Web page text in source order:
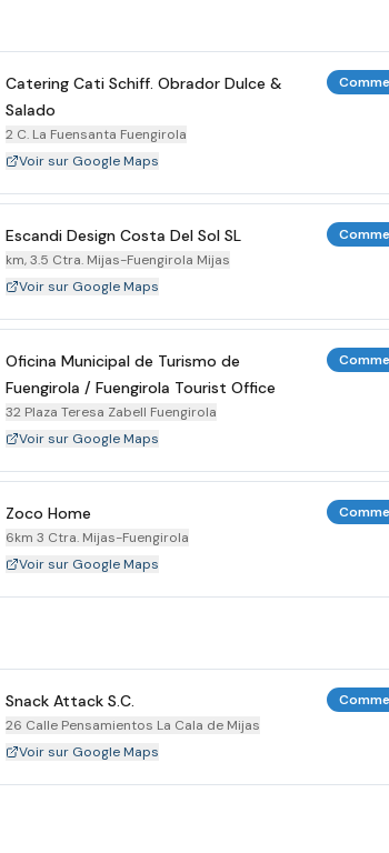
Catering Cati Schiff. Obrador Dulce &
Salado
2 C. La Fuensanta Fuengirola
Voir sur Google Maps
Escandi Design Costa Del Sol SL
km, 3.5 Ctra. Mijas-Fuengirola Mijas
Voir sur Google Maps
Oficina Municipal de Turismo de
Fuengirola / Fuengirola Tourist Office
32 Plaza Teresa Zabell Fuengirola
Voir sur Google Maps
Zoco Home
6km 3 Ctra. Mijas-Fuengirola
Voir sur Google Maps
Snack Attack S.C.
26 Calle Pensamientos La Cala de Mijas
Voir sur Google Maps